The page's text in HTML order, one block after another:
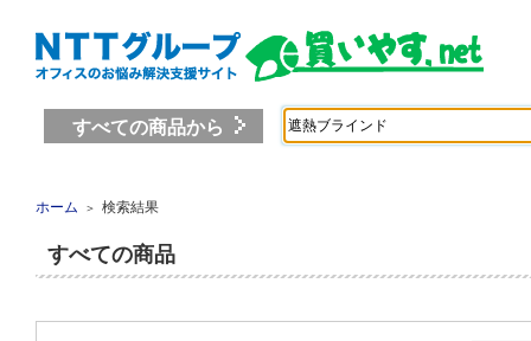
すべての商品から
ホーム ＞ 検索結果
すべての商品